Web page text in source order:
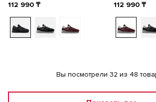
112 990 ₸ 112 990 ₸
Вы посмотрели 32 из 48